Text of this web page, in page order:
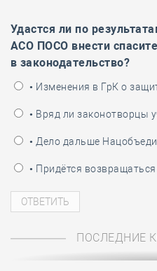
Удастся ли по
АСО ПОСО внести
в законодательство?
• Изменения в ГрК о
• Вряд ли законотворцы
• Дело дальше
• Придётся
ПОСЛЕДНИЕ